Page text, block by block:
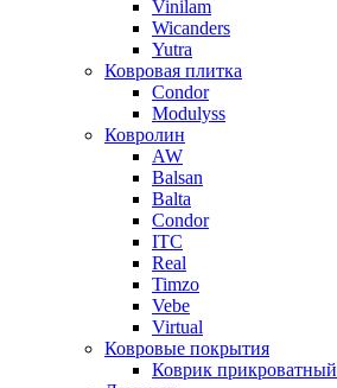
Vinilam
Wicanders
Yutra
Ковровая плитка
Condor
Modulyss
Ковролин
AW
Balsan
Balta
Condor
ITC
Real
Timzo
Vebe
Virtual
Ковровые покрытия
Коврик прикроватный